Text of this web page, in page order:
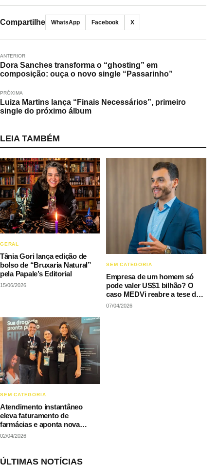
Compartilhe WhatsApp Facebook X
ANTERIOR
Dora Sanches transforma o “ghosting” em
composição: ouça o novo single “Passarinho”
PRÓXIMA
Luiza Martins lança “Finais Necessários”, primeiro
single do próximo álbum
LEIA TAMBÉM
GERAL
Tânia Gori lança edição de
bolso de “Bruxaria Natural”
pela Papale’s Editorial
15/06/2026
SEM CATEGORIA
Empresa de um homem só
pode valer US$1 bilhão? O
caso MEDVi reabre a tese de
Sam Altman
07/04/2026
SEM CATEGORIA
Atendimento instantâneo
eleva faturamento de
farmácias e aponta nova
dinâmica competitiva no
02/04/2026
ÚLTIMAS NOTÍCIAS